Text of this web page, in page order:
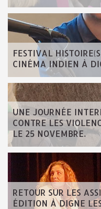
FESTIVAL
CINÉMA INDIEN À
UNE JOURNÉE
CONTRE LES
LE 25 NOVEMBRE.
RETOUR SUR LES
ÉDITION À DIGNE